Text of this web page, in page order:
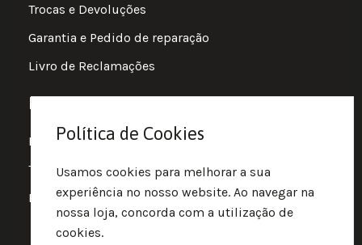
Trocas e Devoluções
Garantia e Pedido de reparação
Livro de Reclamações
Informações
Política de Privacidade
Termos e Condições
Política de Cookies
Política de Cookies
Usamos cookies para melhorar a sua
experiência no nosso website. Ao navegar na
nossa loja, concorda com a utilização de
cookies.